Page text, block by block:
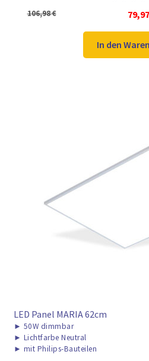
von 5
106,98€
Preis
war:
106,98
79,97
In den
LED Panel MARIA 62cm
► 50W dimmbar
► Lichtfarbe Neutral
► mit Philips-Bauteilen